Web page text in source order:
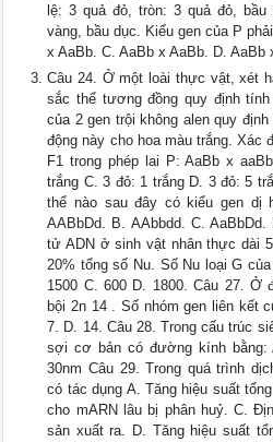
lệ: 3 quả đỏ, tròn: 3 quả đỏ,
vàng, bầu dục. Kiểu gen của P
x AaBb. C. AaBb x AaBb. D. AaBb
Câu 24. Ở một loài thực vật, xét
sắc thể tương đồng quy định
của 2 gen trội không alen quy
động này cho hoa màu trắng. Xác
F1 trong phép lai P: AaBb x
trắng C. 3 đỏ: 1 trắng D. 3 đỏ: 5
thể nào sau đây có kiểu gen
AABbDd. B. AAbbdd. C.
tử ADN ở sinh vật nhân thực dài
20% tổng số Nu. Số Nu loại G
1500 C. 600 D. 1800. Câu 27. Ở
bội 2n 14 . Số nhóm gen liên kết
7. D. 14. Câu 28. Trong cấu trúc
sợi cơ bản có đường kính bằng:
30nm Câu 29. Trong quá trình
có tác dụng A. Tăng hiệu suất
cho mARN lâu bị phân huỷ. C.
sản xuất ra. D. Tăng hiệu suất